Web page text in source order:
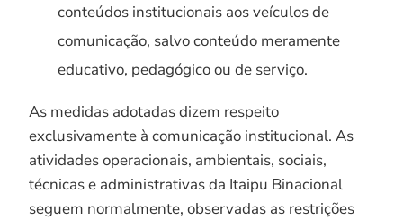
conteúdos institucionais aos veículos de
comunicação, salvo conteúdo meramente
educativo, pedagógico ou de serviço.
As medidas adotadas dizem respeito
exclusivamente à comunicação institucional. As
atividades operacionais, ambientais, sociais,
técnicas e administrativas da Itaipu Binacional
seguem normalmente, observadas as restrições